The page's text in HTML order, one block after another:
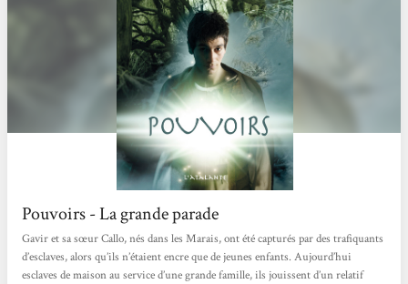
Pouvoirs - La grande parade
Gavir et sa sœur Callo, nés dans les Marais, ont été capturés par des trafiquants
d’esclaves, alors qu’ils n’étaient encre que de jeunes enfants. Aujourd’hui
esclaves de maison au service d’une grande famille, ils jouissent d’un relatif